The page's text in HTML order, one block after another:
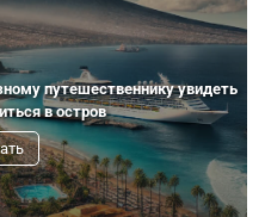
путешественнику увидеть
в остров